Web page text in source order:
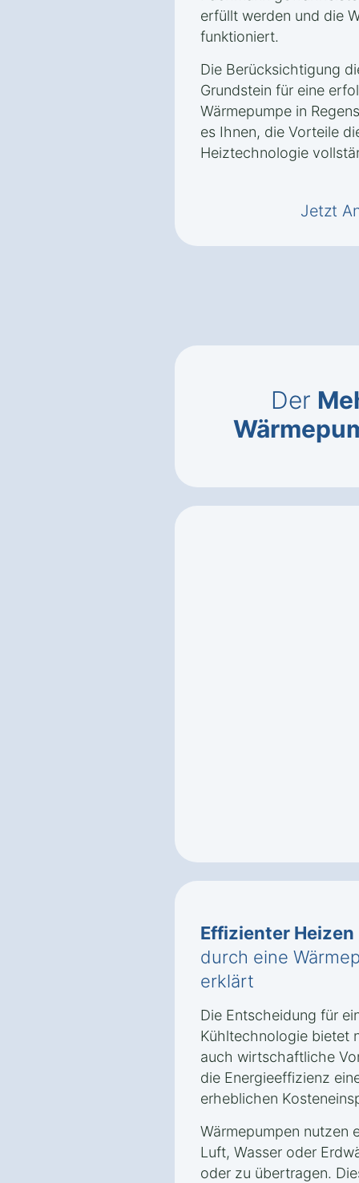
erfüllt werden und die
funktioniert.
Die Berücksichtigung
Grundstein für eine
Wärmepumpe in
es Ihnen, die Vorteile
Heiztechnologie
Jetzt
Der
Effizienter Heizen
durch eine
erklärt
Die Entscheidung für
Kühltechnologie bietet
auch wirtschaftliche
die Energieeffizienz
erheblichen
Wärmepumpen nutzen
Luft, Wasser oder
oder zu übertragen.